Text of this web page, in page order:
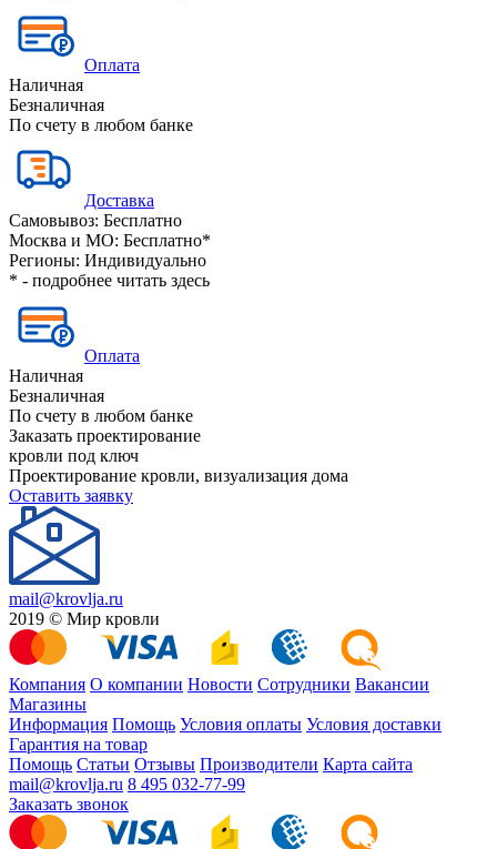
Оплата
Наличная
Безналичная
По счету в любом банке
Доставка
Самовывоз: Бесплатно
Москва и МО: Бесплатно*
Регионы: Индивидуально
* - подробнее читать здесь
Оплата
Наличная
Безналичная
По счету в любом банке
Заказать проектирование
кровли под ключ
Проектирование кровли, визуализация дома
Оставить заявку
mail@krovlja.ru
2019 © Мир кровли
Компания О компании Новости Сотрудники Вакансии
Магазины
Информация Помощь Условия оплаты Условия доставки
Гарантия на товар
Помощь Статьи Отзывы Производители Карта сайта
mail@krovlja.ru 8 495 032-77-99
Заказать звонок